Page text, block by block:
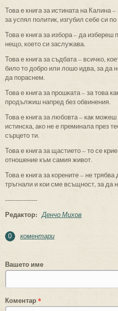
Това е книга за истината на
за успял политик, изгубил себе си
Това е книга за избора – да
нещо, което си заслужава.
Това е книга за съдбата – всичко,
било то добро или лошо идва, за да
да пораснем.
Това е книга за прошката – за това
продължиш напред без обвинения.
Това е книга за любовта – как
истинска, ако не е преминала през
сърцето ти.
Това е книга за щастието – то се
отношение към самия живот.
Това е книга за корените – не
тръгнали и кои сме всъщност, за да
----------------
Редактор: Денчо Михов
0 коментари
Вашето име
Коментар*